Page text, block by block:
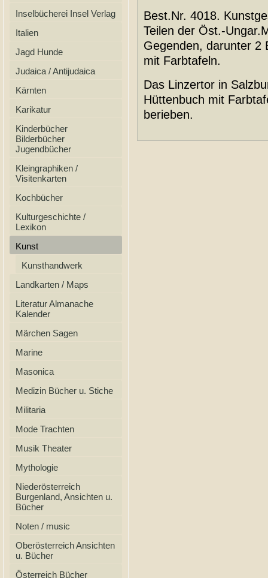
Inselbücherei Insel Verlag
Italien
Jagd Hunde
Judaica / Antijudaica
Kärnten
Karikatur
Kinderbücher
Bilderbücher
Jugendbücher
Kleingraphiken /
Visitenkarten
Kochbücher
Kulturgeschichte /
Lexikon
Kunst
Kunsthandwerk
Landkarten / Maps
Literatur Almanache
Kalender
Märchen Sagen
Marine
Masonica
Medizin Bücher u. Stiche
Militaria
Mode Trachten
Musik Theater
Mythologie
Niederösterreich
Burgenland, Ansichten u.
Bücher
Noten / music
Oberösterreich Ansichten
u. Bücher
Österreich Bücher
Best.Nr. 4018.
Teilen der Öst.-
Gegenden, darunter 2
mit Farbtafeln.
Das Linzertor in
Hüttenbuch mit
berieben.